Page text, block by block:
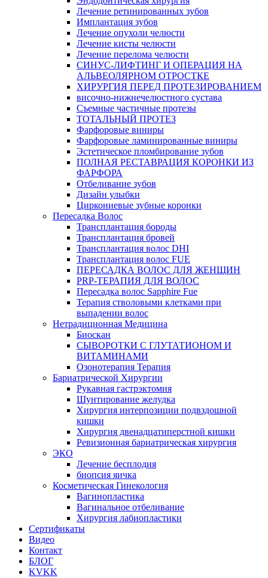
Лечение ретинированных зубов
Имплантация зубов
Лечение опухоли челюсти
Лечение кисты челюсти
Лечение перелома челюсти
СИНУС-ЛИФТИНГ И ОПЕРАЦИЯ НА
АЛЬВЕОЛЯРНОМ ОТРОСТКЕ
ХИРУРГИЯ ПЕРЕД ПРОТЕЗИРОВАНИЕМ
височно-нижнечелюстного сустава
Съемные частичные протезы
ТОТАЛЬНЫЙ ПРОТЕЗ
Фарфоровые виниры
Фарфоровые ламинированные виниры
Эстетическое пломбирование зубов
ПОЛНАЯ РЕСТАВРАЦИЯ КОРОНКИ ИЗ
ФАРФОРА
Отбеливание зубов
Дизайн улыбки
Циркониевые зубные коронки
Пересадка Волос
Трансплантация бороды
Трансплантация бровей
Трансплантация волос DHI
Трансплантация волос FUE
ПЕРЕСАДКА ВОЛОС ДЛЯ ЖЕНЩИН
PRP-ТЕРАПИЯ ДЛЯ ВОЛОС
Пересадка волос Sapphire Fue
Терапия стволовыми клетками при
выпадении волос
Нетрадиционная Медицина
Биоскан
СЫВОРОТКИ С ГЛУТАТИОНОМ И
ВИТАМИНАМИ
Озонотерапия Терапия
Бариатрической Хирургии
Рукавная гастрэктомия
Шунтирование желудка
Хирургия интерпозиции подвздошной
кишки
Хирургия двенадцатиперстной кишки
Ревизионная бариатрическая хирургия
ЭКО
Лечение бесплодия
биопсия яичка
Косметическая Гинекология
Вагинопластика
Вагинальное отбеливание
Хирургия лабиопластики
Сертификаты
Видео
Контакт
БЛОГ
KVKK